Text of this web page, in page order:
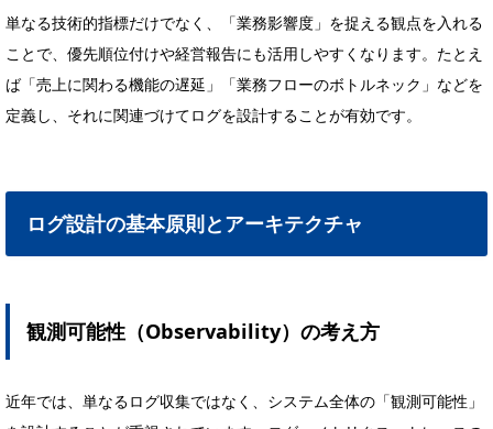
単なる技術的指標だけでなく、「業務影響度」を捉える観点を入れる
ことで、優先順位付けや経営報告にも活用しやすくなります。たとえ
ば「売上に関わる機能の遅延」「業務フローのボトルネック」などを
定義し、それに関連づけてログを設計することが有効です。
ログ設計の基本原則とアーキテクチャ
観測可能性（Observability）の考え方
近年では、単なるログ収集ではなく、システム全体の「観測可能性」